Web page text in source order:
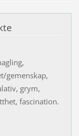
gemenskap,
grym,
fascination.